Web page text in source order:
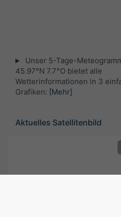
Unser 5-Tage-
45.97°N 7.7°O bietet alle
Wetterinformationen in 3
Grafiken: [Mehr]
Aktuelles Satellitenbild